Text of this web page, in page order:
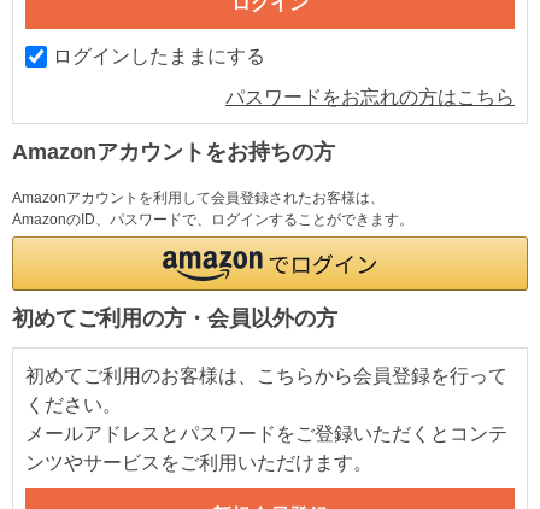
ログインしたままにする
パスワードをお忘れの方はこちら
Amazonアカウントをお持ちの方
Amazonアカウントを利用して会員登録されたお客様は、
AmazonのID、パスワードで、ログインすることができます。
初めてご利用の方・会員以外の方
初めてご利用のお客様は、こちらから会員登録を行って
ください。
メールアドレスとパスワードをご登録いただくとコンテ
ンツやサービスをご利用いただけます。